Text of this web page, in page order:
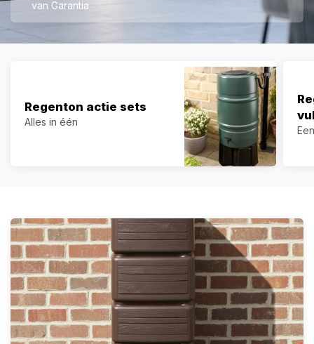
van Garantia
Regenton actie sets
Alles in één